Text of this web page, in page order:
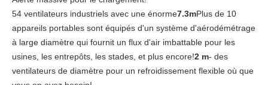
54 ventilateurs industriels avec une énorme7.3mPlus de 10
appareils portables sont équipés d'un système d'aérodémétrage
à large diamètre qui fournit un flux d'air imbattable pour les
usines, les entrepôts, les stades, et plus encore!2 m- des
ventilateurs de diamètre pour un refroidissement flexible où que